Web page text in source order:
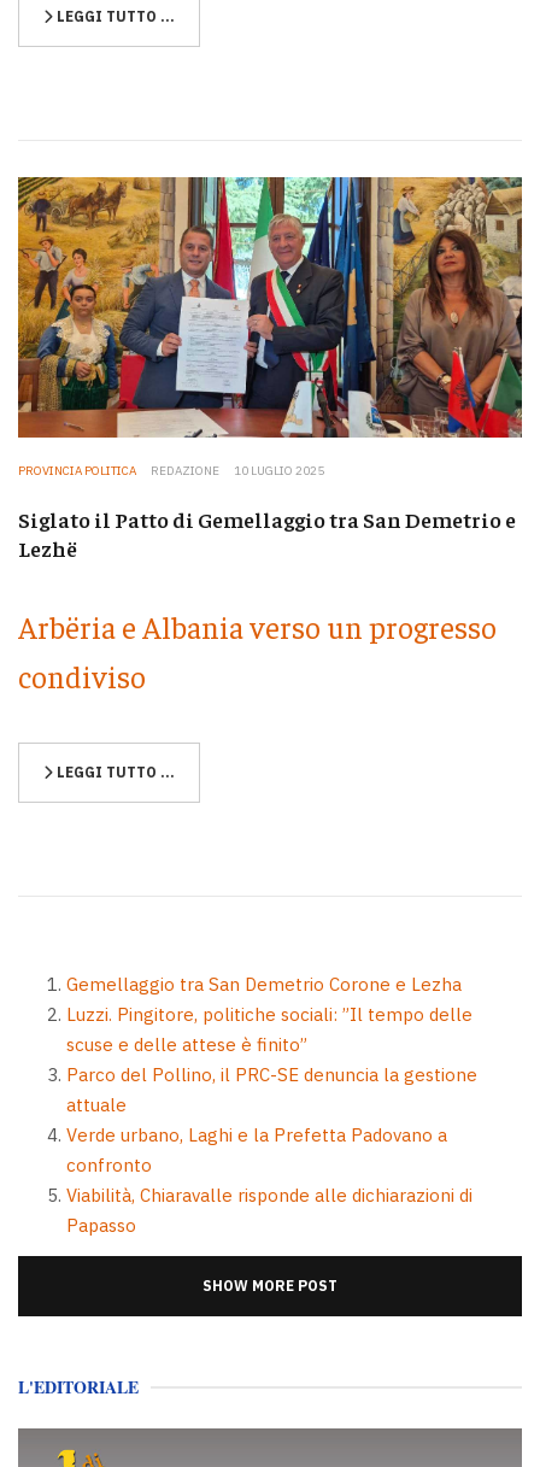
LEGGI TUTTO …
PROVINCIA POLITICA REDAZIONE 10 LUGLIO 2025
Siglato il Patto di Gemellaggio tra San Demetrio e
Lezhë
Arbëria e Albania verso un progresso
condiviso
LEGGI TUTTO …
Gemellaggio tra San Demetrio Corone e Lezha
Luzzi. Pingitore, politiche sociali: ”Il tempo delle
scuse e delle attese è finito”
Parco del Pollino, il PRC-SE denuncia la gestione
attuale
Verde urbano, Laghi e la Prefetta Padovano a
confronto
Viabilità, Chiaravalle risponde alle dichiarazioni di
Papasso
SHOW MORE POST
L'EDITORIALE